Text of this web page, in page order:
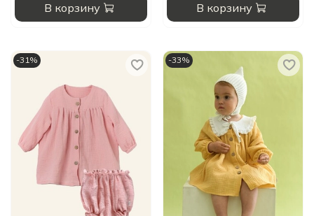
В корзину В корзину
-31% -33%